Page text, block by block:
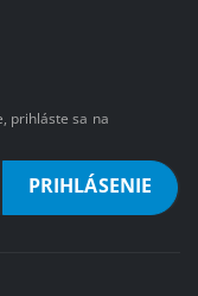
prihláste sa na